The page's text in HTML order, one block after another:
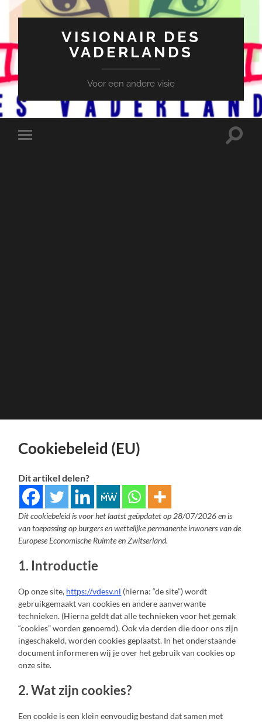
VISIONAIR DES
VADERLANDS
Voor een andere visie
Toggle
Toggle
Cookiebeleid (EU)
Dit artikel delen?
Dit cookiebeleid is voor het laatst geüpdatet op 28/07/2026 en is
van toepassing op burgers en wettelijke permanente inwoners van de
Europese Economische Ruimte en Zwitserland.
1. Introductie
Op onze site, https://vdesv.nl (hierna: “de site”) wordt
gebruikgemaakt van cookies en andere aanverwante
technieken. (Hierna geldt dat alle technieken voor het gemak
“cookies” worden genoemd). Ook via derden die door ons zijn
ingeschakeld, worden cookies geplaatst. In het onderstaande
document informeren wij je over het gebruik van cookies op
onze site.
2. Wat zijn cookies?
Een cookie is een klein eenvoudig bestand dat samen met